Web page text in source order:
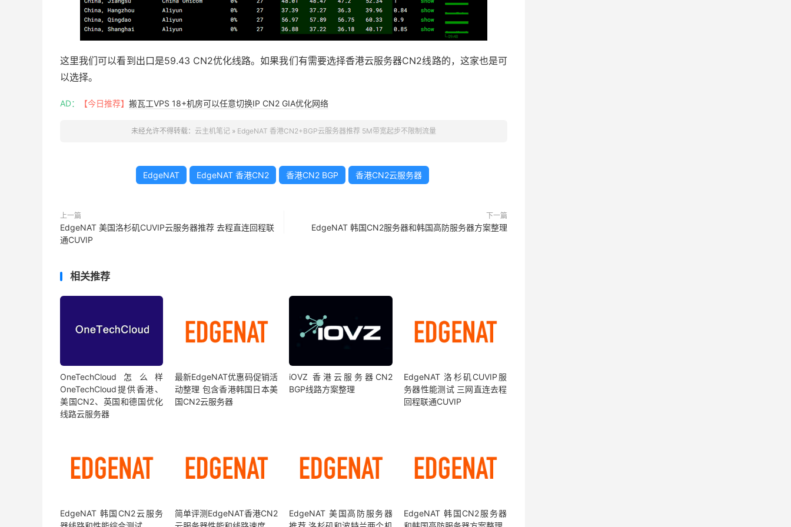
这里我们可以看到出口是59.43 CN2优化线路。如果我们有需要选择香港云服务器CN2线路的，这家也是可
以选择。
AD： 【今日推荐】 搬瓦工VPS 18+机房可以任意切换IP CN2 GIA优化网络
未经允许不得转载： 云主机笔记 » EdgeNAT 香港CN2+BGP云服务器推荐 5M带宽起步不限制流量
EdgeNAT EdgeNAT 香港CN2 香港CN2 BGP 香港CN2云服务器
上一篇
EdgeNAT 美国洛杉矶CUVIP云服务器推荐 去程直连回程联
通CUVIP
下一篇
EdgeNAT 韩国CN2服务器和韩国高防服务器方案整理
相关推荐
OneTechCloud怎么样
OneTechCloud提供香港、
美国CN2、英国和德国优化
线路云服务器
最新EdgeNAT优惠码促销活
动整理 包含香港韩国日本美
国CN2云服务器
iOVZ 香港云服务器CN2
BGP线路方案整理
EdgeNAT 洛杉矶CUVIP服
务器性能测试 三网直连去程
回程联通CUVIP
EdgeNAT 韩国CN2云服务
简单评测EdgeNAT香港CN2
EdgeNAT 美国高防服务器
EdgeNAT 韩国CN2服务器